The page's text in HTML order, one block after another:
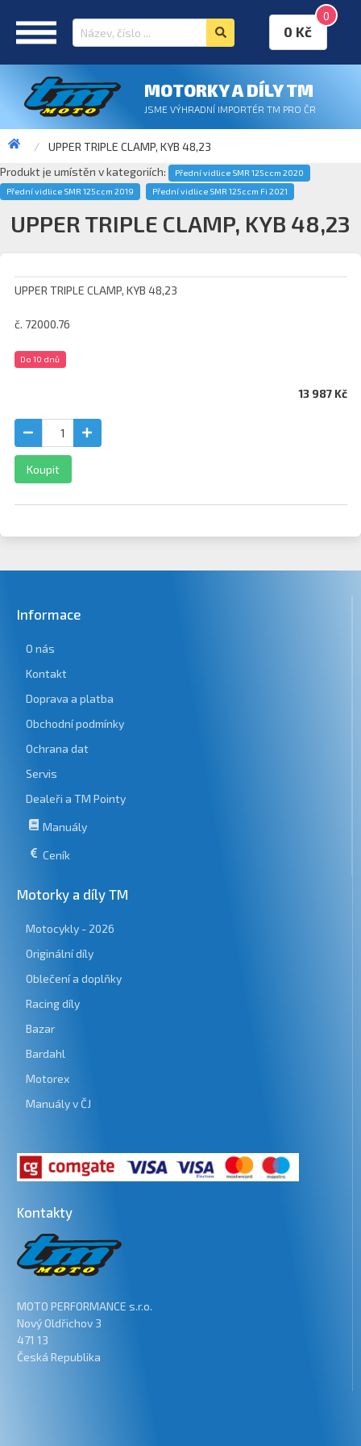
0
0 Kč
MOTORKY A DÍLY TM
JSME VÝHRADNÍ IMPORTÉR TM PRO ČR
UPPER TRIPLE CLAMP, KYB 48,23
Produkt je umístěn v kategoriích:
Přední vidlice SMR 125ccm 2020
Přední vidlice SMR 125ccm 2019
Přední vidlice SMR 125ccm Fi 2021
UPPER TRIPLE CLAMP, KYB 48,23
UPPER TRIPLE CLAMP, KYB 48,23
č. 72000.76
Do 10 dnů
13 987 Kč
Koupit
Informace
O nás
Kontakt
Doprava a platba
Obchodní podmínky
Ochrana dat
Servis
Dealeři a TM Pointy
Manuály
Ceník
Motorky a díly TM
Motocykly - 2026
Originální díly
Oblečení a doplňky
Racing díly
Bazar
Bardahl
Motorex
Manuály v ČJ
Kontakty
MOTO PERFORMANCE s.r.o.
Nový Oldřichov 3
471 13
Česká Republika